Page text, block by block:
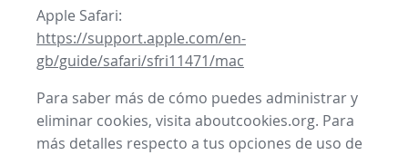
Apple Safari:
https://support.apple.com/en-
gb/guide/safari/sfri11471/mac
Para saber más de cómo puedes administrar y
eliminar cookies, visita aboutcookies.org. Para
más detalles respecto a tus opciones de uso de